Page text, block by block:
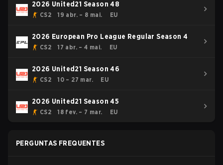
2026 United21 Season 48
CS2 19 abr. – 8 mai. EU
2026 European Pro League Regular Season 4
CS2 17 abr. – 4 mai. EU
2026 United21 Season 46
CS2 10 – 27 mar. EU
2026 United21 Season 45
CS2 18 fev. – 7 mar. EU
PERGUNTAS FREQUENTES